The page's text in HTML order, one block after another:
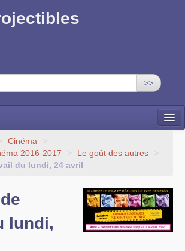
>>
Cinéma
>
2016-2017
> Le goût des autres
>
du lundi, 24 avril
lundi,